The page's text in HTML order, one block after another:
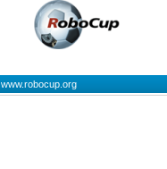
www.robocup.org